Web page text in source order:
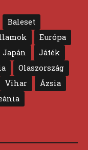
Baleset
Európa
Japán
Játék
Olaszország
Vihar
Ázsia